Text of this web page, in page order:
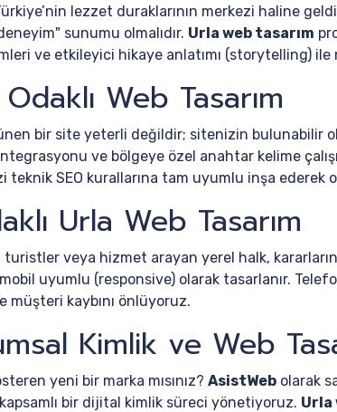
lezzet duraklarının merkezi haline
sunumu olmalıdır. Urla web tasarım
ve etkileyici hikaye anlatımı (storytelling) ile
Web Tasarım
bir site yeterli değildir; sitenizin bulunabilir
ve bölgeye özel anahtar kelime
teknik SEO kurallarına tam uyumlu inşa
Urla Web Tasarım
turistler veya hizmet arayan yerel halk,
uyumlu (responsive) olarak tasarlanır.
müşteri kaybını önlüyoruz.
Kimlik ve Web
yeni bir marka mısınız? AsistWeb olarak
bir dijital kimlik süreci yönetiyoruz. Urla